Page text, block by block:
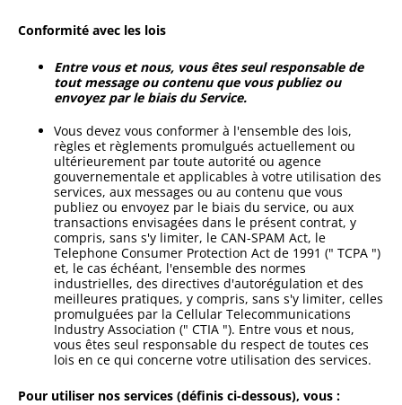
Conformité avec les lois
Entre vous et nous, vous êtes seul responsable de
tout message ou contenu que vous publiez ou
envoyez par le biais du Service.
Vous devez vous conformer à l'ensemble des lois,
règles et règlements promulgués actuellement ou
ultérieurement par toute autorité ou agence
gouvernementale et applicables à votre utilisation des
services, aux messages ou au contenu que vous
publiez ou envoyez par le biais du service, ou aux
transactions envisagées dans le présent contrat, y
compris, sans s'y limiter, le CAN-SPAM Act, le
Telephone Consumer Protection Act de 1991 (" TCPA ")
et, le cas échéant, l'ensemble des normes
industrielles, des directives d'autorégulation et des
meilleures pratiques, y compris, sans s'y limiter, celles
promulguées par la Cellular Telecommunications
Industry Association (" CTIA "). Entre vous et nous,
vous êtes seul responsable du respect de toutes ces
lois en ce qui concerne votre utilisation des services.
Pour utiliser nos services (définis ci-dessous), vous :